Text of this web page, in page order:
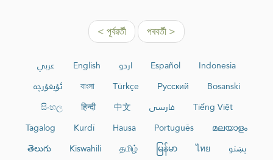
< পূৰ্বৱৰ্তী পৰবৰ্তী >
عربي English اردو Español
Indonesia
ئۇيغۇرچە
বাংলা Türkçe Русский
Bosanski
සිංහල
हिन्दी 中文 فارسی
Tiếng Việt
Tagalog
Kurdî Hausa Português
മലയാളം
తెలుగు
Kiswahili தமிழ் မြန်မာ ไทย
پښتو